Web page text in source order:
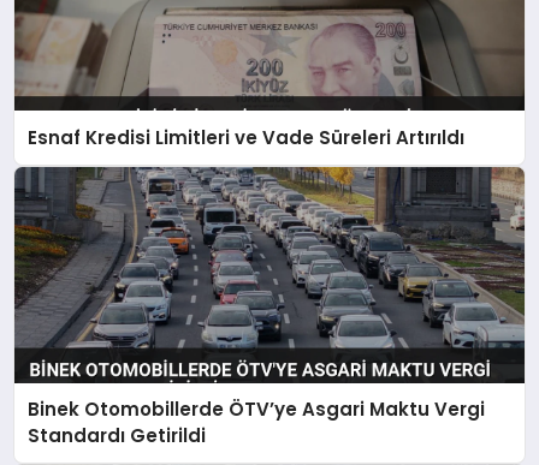
Esnaf Kredisi Limitleri ve Vade Süreleri Artırıldı
Binek Otomobillerde ÖTV’ye Asgari Maktu Vergi
Standardı Getirildi